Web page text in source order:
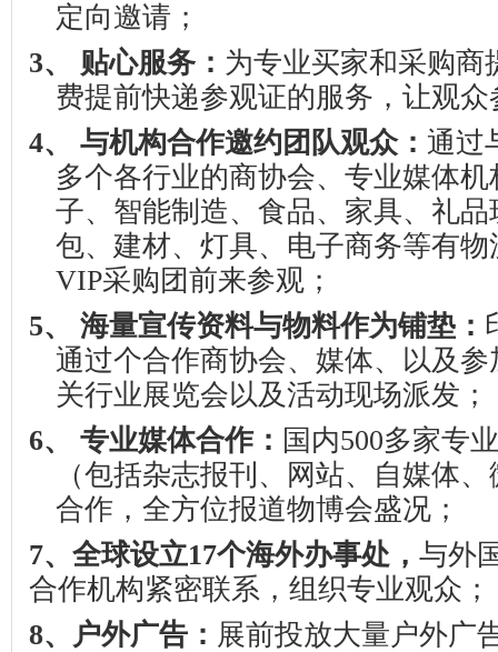
定向邀请；
3、
贴心服务： 为专业买家和采购商
费提前快递参观证的服务，让观
4、
与机构合作邀约团队观众： 通过
多个各行业的商协会、专业媒体
子、智能制造、食品、家具、礼
包、建材、灯具、电子商务等有
VIP采购团前来参观；
5、
海量宣传资料与物料作为铺垫：
通过个合作商协会、媒体、以及参
关行业展览会以及活动现场派发；
6、
专业媒体合作： 国内500多家专
（包括杂志报刊、网站、自媒体
合作，全方位报道物博会盛况；
7、全球设立17个海外办事处， 与外
合作机构紧密联系，组织专业观众；
8、户外广告： 展前投放大量户外广